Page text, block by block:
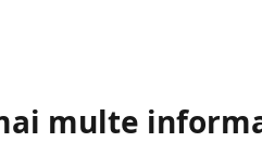
multe